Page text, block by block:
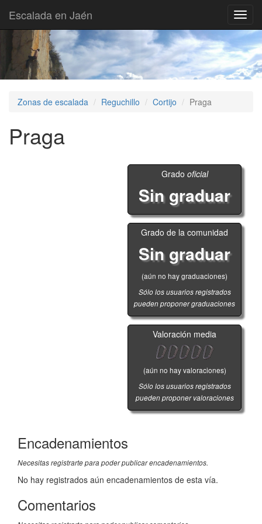
Escalada en Jaén
Zonas de escalada Reguchillo Cortijo Praga
Praga
Grado oficial
Sin graduar
Grado de la comunidad
Sin graduar
(aún no hay graduaciones)
Sólo los usuarios registrados
pueden proponer graduaciones
Valoración media
(aún no hay valoraciones)
Sólo los usuarios registrados
pueden proponer valoraciones
Encadenamientos
Necesitas registrarte para poder publicar encadenamientos.
No hay registrados aún encadenamientos de esta vía.
Comentarios